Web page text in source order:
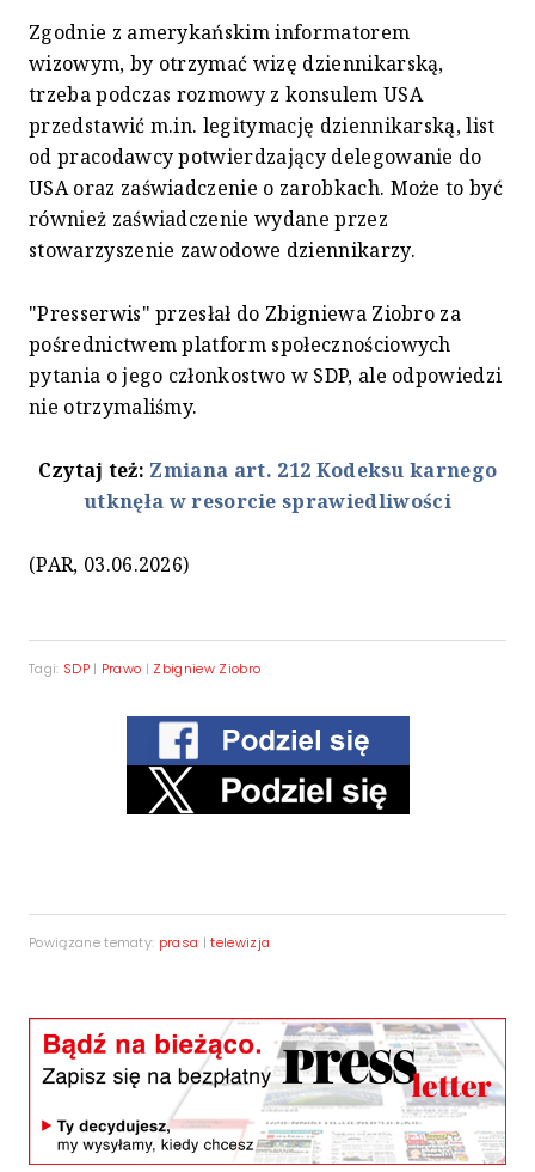
Zgodnie z amerykańskim informatorem
wizowym, by otrzymać wizę dziennikarską,
trzeba podczas rozmowy z konsulem USA
przedstawić m.in. legitymację dziennikarską, list
od pracodawcy potwierdzający delegowanie do
USA oraz zaświadczenie o zarobkach. Może to być
również zaświadczenie wydane przez
stowarzyszenie zawodowe dziennikarzy.
"Presserwis" przesłał do Zbigniewa Ziobro za
pośrednictwem platform społecznościowych
pytania o jego członkostwo w SDP, ale odpowiedzi
nie otrzymaliśmy.
Czytaj też: Zmiana art. 212 Kodeksu karnego
utknęła w resorcie sprawiedliwości
(PAR, 03.06.2026)
Tagi: SDP| Prawo | Zbigniew Ziobro
Powiązane tematy: prasa |telewizja